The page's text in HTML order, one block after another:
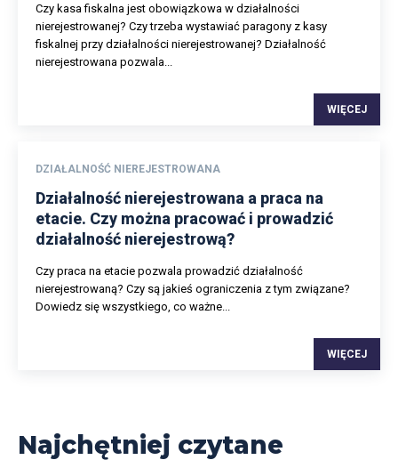
Czy kasa fiskalna jest obowiązkowa w działalności
nierejestrowanej? Czy trzeba wystawiać paragony z kasy
fiskalnej przy działalności nierejestrowanej? Działalność
nierejestrowana pozwala...
WIĘCEJ
DZIAŁALNOŚĆ NIEREJESTROWANA
Działalność nierejestrowana a praca na
etacie. Czy można pracować i prowadzić
działalność nierejestrową?
Czy praca na etacie pozwala prowadzić działalność
nierejestrowaną? Czy są jakieś ograniczenia z tym związane?
Dowiedz się wszystkiego, co ważne...
WIĘCEJ
Najchętniej czytane